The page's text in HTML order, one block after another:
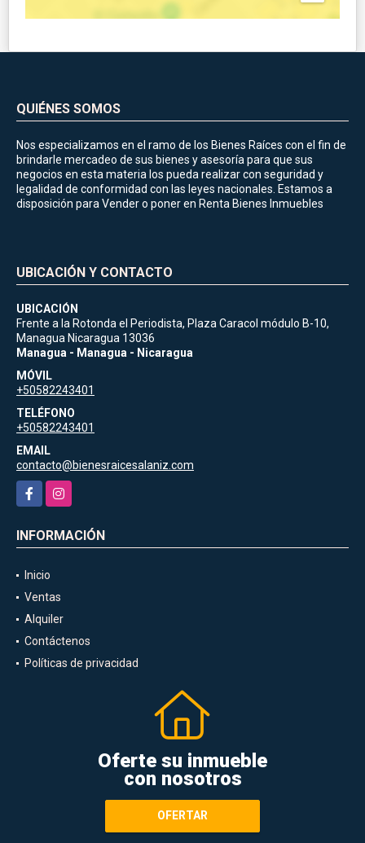
QUIÉNES SOMOS
Nos especializamos en el ramo de los Bienes Raíces con el fin de
brindarle mercadeo de sus bienes y asesoría para que sus
negocios en esta materia los pueda realizar con seguridad y
legalidad de conformidad con las leyes nacionales. Estamos a
disposición para Vender o poner en Renta Bienes Inmuebles
UBICACIÓN Y CONTACTO
UBICACIÓN
Frente a la Rotonda el Periodista, Plaza Caracol módulo B-10,
Managua Nicaragua 13036
Managua - Managua - Nicaragua
MÓVIL
+50582243401
TELÉFONO
+50582243401
EMAIL
contacto@bienesraicesalaniz.com
FacebookInstagram
INFORMACIÓN
Inicio
Ventas
Alquiler
Contáctenos
Políticas de privacidad
Oferte su inmueble
con nosotros
OFERTAR